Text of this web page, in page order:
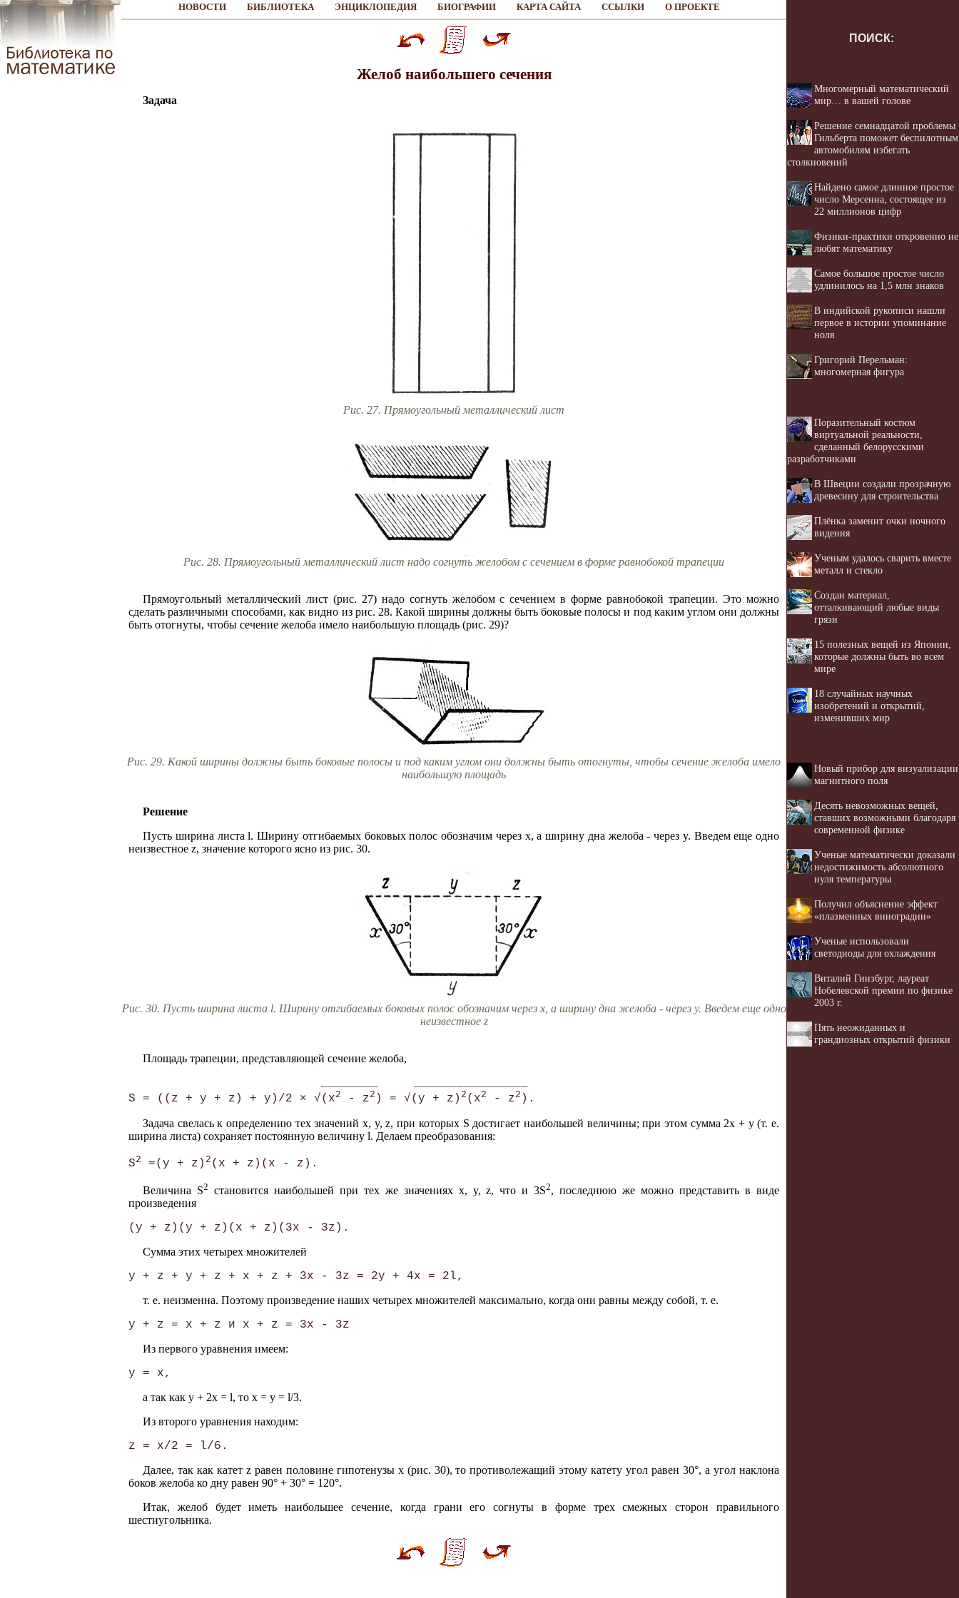
НОВОСТИ БИБЛИОТЕКА ЭНЦИКЛОПЕДИЯ БИОГРАФИИ КАРТА САЙТА ССЫЛКИ О ПРОЕКТЕ
Желоб наибольшего сечения
Задача
Рис. 27. Прямоугольный металлический лист
Рис. 28. Прямоугольный металлический лист надо согнуть желобом с сечением в форме равнобокой трапеции
Прямоугольный металлический лист (рис. 27) надо согнуть желобом с сечением в форме равнобокой трапеции. Это можно
сделать различными способами, как видно из рис. 28. Какой ширины должны быть боковые полосы и под каким углом они должны
быть отогнуты, чтобы сечение желоба имело наибольшую площадь (рис. 29)?
Рис. 29. Какой ширины должны быть боковые полосы и под каким углом они должны быть отогнуты, чтобы сечение желоба имело
наибольшую площадь
Решение
Пусть ширина листа l. Ширину отгибаемых боковых полос обозначим через х, а ширину дна желоба - через y. Введем еще одно
неизвестное z, значение которого ясно из рис. 30.
Рис. 30. Пусть ширина листа l. Ширину отгибаемых боковых полос обозначим через х, а ширину дна желоба - через y. Введем еще одно
неизвестное z
Площадь трапеции, представляющей сечение желоба,
S = ((z + у + z) + у)/2 × √(x2 - z2 ) = √(y + z) 2 (x2 - z2
Задача свелась к определению тех значений х, y, z, при которых S достигает наибольшей величины; при этом сумма 2х + y (т. е.
ширина листа) сохраняет постоянную величину l. Делаем преобразования:
S2 =(y + z) 2
Величина S2 становится наибольшей при тех же значениях х, y, z, что и 3S2, последнюю же можно представить в виде
произведения
Сумма этих четырех множителей
т. е. неизменна. Поэтому произведение наших четырех множителей максимально, когда они равны между собой, т. е.
Из первого уравнения имеем:
а так как y + 2х = l, то х = у = l/3.
Из второго уравнения находим:
Далее, так как катет z равен половине гипотенузы х (рис. 30), то противолежащий этому катету угол равен 30°, а угол наклона
боков желоба ко дну равен 90° + 30° = 120°.
Итак, желоб будет иметь наибольшее сечение, когда грани его согнуты в форме трех смежных сторон правильного
шестиугольника.
ПОИСК:
Многомерный математический
мир… в вашей голове
Решение семнадцатой проблемы
Гильберта поможет беспилотным
автомобилям избегать
столкновений
Найдено самое длинное простое
число Мерсенна, состоящее из
22 миллионов цифр
Физики-практики откровенно не
любят математику
Самое большое простое число
удлинилось на 1,5 млн знаков
В индийской рукописи нашли
первое в истории упоминание
ноля
Григорий Перельман:
многомерная фигура
Поразительный костюм
виртуальной реальности,
сделанный белорусскими
разработчиками
В Швеции создали прозрачную
древесину для строительства
Плёнка заменит очки ночного
видения
Ученым удалось сварить вместе
металл и стекло
Создан материал,
отталкивающий любые виды
грязи
15 полезных вещей из Японии,
которые должны быть во всем
мире
18 случайных научных
изобретений и открытий,
изменивших мир
Новый прибор для визуализации
магнитного поля
Десять невозможных вещей,
ставших возможными благодаря
современной физике
Ученые математически доказали
недостижимость абсолютного
нуля температуры
Получил объяснение эффект
«плазменных виноградин»
Ученые использовали
светодиоды для охлаждения
Виталий Гинзбург, лауреат
Нобелевской премии по физике
2003 г.
Пять неожиданных и
грандиозных открытий физики